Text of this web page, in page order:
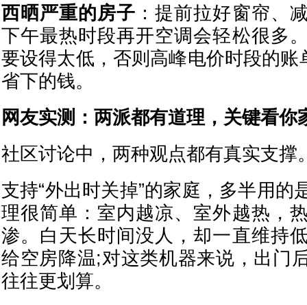
西晒严重的房子 ：提前拉好窗帘、
下午最热时段再开空调会轻松很多
要设得太低，否则高峰电价时段的
省下的钱。
网友实测：两派都有道理，关键看你
社区讨论中，两种观点都有真实支撑
支持“外出时关掉”的家庭，多半用的
理很简单：室内越凉、室外越热，
渗。白天长时间没人，却一直维持
给空房降温;对这类机器来说，出门
往往更划算。